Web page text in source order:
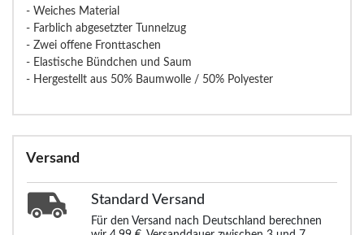
- Weiches Material
- Farblich abgesetzter Tunnelzug
- Zwei offene Fronttaschen
- Elastische Bündchen und Saum
- Hergestellt aus 50% Baumwolle / 50% Polyester
Versand
Standard Versand
Für den Versand nach Deutschland berechnen